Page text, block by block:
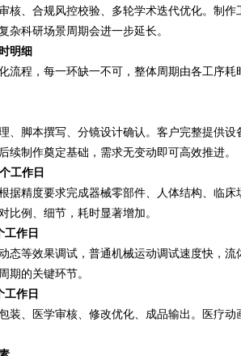
核、合规风控校验、多轮学术迭代优化。制
杂科研场景周期会进一步延长。
明细
流程，每一环缺一不可，整体周期由各工序
、脚本撰写、分镜设计确认。客户完整提供
续制作奠定基础，需求无变动即可高效推进。
工作日
据精度要求完成器械零部件、人体结构、临
比例、细节，耗时显著增加。
工作日
态等效果调试，普通机械运动调试速度快，
期的关键环节。
工作日
装、医学审核、修改优化、成品输出。医疗